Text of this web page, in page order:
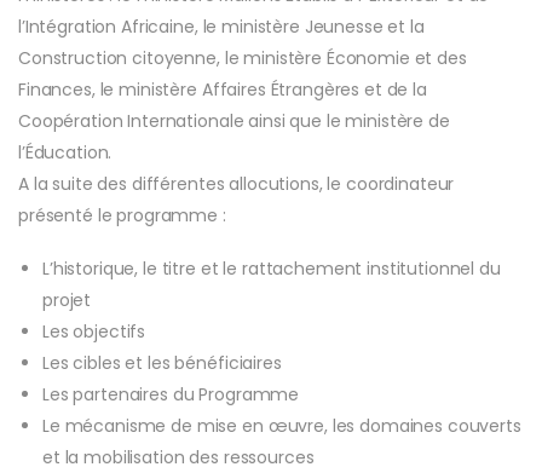
l’Intégration Africaine, le ministère Jeunesse et la
Construction citoyenne, le ministère Économie et des
Finances, le ministère Affaires Étrangères et de la
Coopération Internationale ainsi que le ministère de
l’Éducation.
A la suite des différentes allocutions, le coordinateur
présenté le programme :
L’historique, le titre et le rattachement institutionnel du
projet
Les objectifs
Les cibles et les bénéficiaires
Les partenaires du Programme
Le mécanisme de mise en œuvre, les domaines couverts
et la mobilisation des ressources